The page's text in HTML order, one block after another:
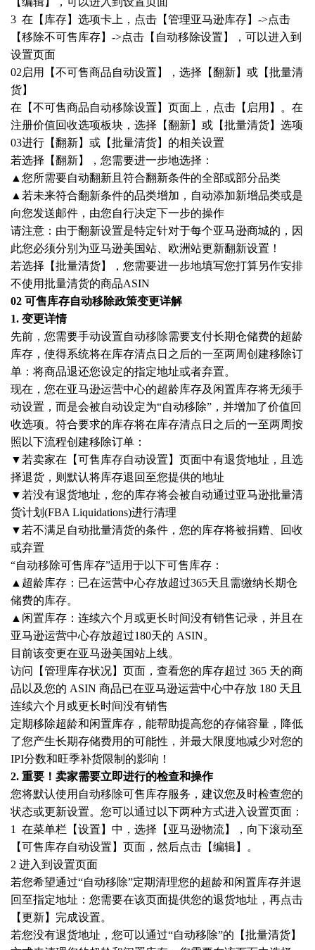
3 在【库存】选项卡上，点击【管理亚马逊库存】->点击
【移除不可售库存】->点击【自动移除设置】，可以进入到
设置页面
02启用【不可售商品自动设置】，选择【翻新】或【批量清
货】
在【不可售商品自动移除设置】页面上，点击【启用】。在
注册价值回收选项板块，选择【翻新】或【批量清货】选项
03进行【翻新】或【批量清货】的相关设置
若选择【翻新】，您需要进一步地选择：
▲您所需要自动翻新且符合翻新条件的全部或部分品类
▲若未来符合翻新条件的品类增加，自动添加新增品类或是
向您发送邮件，由您自行决定下一步的操作
请注意：由于翻新设置是特定针对于每个亚马逊商城的，因
此您必须分别为亚马逊美国站、欧洲站更新翻新设置！
若选择【批量清货】，您需要进一步地填写您打算另作安排
不使用批量清货的商品ASIN
02 可售库存自动移除政策变更详解
1. 变更详情
先前，您需要手动设置自动移除需要支付长期仓储费的超龄
库存，使得系统将在库存清点日之后的一至两周创建移除订
单：将商品退还您设定的指定地址或者弃置。
现在，您在亚马逊运营中心的超龄库存及闲置库存将无须手
动设置，而是会被自动设定为“自动移除”，并增加了价值回
收选项。符合要求的库存将在库存清点日之后的一至两周按
照以下流程创建移除订单：
▼若卖家在【可售库存自动设置】页面中有退货地址，且选
择退货，则默认将库存退回至您提供的地址
▼若没有退货地址，您的库存将会被自动通过亚马逊批量清
货计划(FBA Liquidations)进行清理
▼若不满足自动批量清货的条件，您的库存将被捐赠、回收
或弃置
“自动移除可售库存”适用于以下可售库存：
▲超龄库存：已在运营中心存放超过365天且需缴纳长期仓
储费的库存。
▲闲置库存：连续六个月或更长时间没有销售记录，并且在
亚马逊运营中心存放超过180天的 ASIN。
目前该变更在亚马逊美国站上线。
访问【管理库存状况】页面，查看您的库存超过 365 天的商
品以及您的 ASIN 商品已在亚马逊运营中心中存放 180 天且
连续六个月或更长时间没有销售
定期移除超龄和闲置库存，能帮助提高您的存储容量，降低
了您产生长期存储费用的可能性，并最大限度地减少对您的
IPI分数和旺季补货限制的影响！
2. 重要！卖家需要立即进行的检查和操作
您将默认使用自动移除可售库存服务，建议您及时检查您的
状态或更新设置。您可以通过以下两种方式进入设置页面：
1 在菜单栏【设置】中，选择【亚马逊物流】，向下滚动至
【可售库存自动设置】页面，然后点击【编辑】。
2 进入到设置页面
若您希望通过“自动移除”定期清理您的超龄和闲置库存并退
回至指定地址：您需要在该页面提供您的退货地址，再点击
【更新】完成设置。
若您没有退货地址，您可以通过“自动移除”的【批量清货】